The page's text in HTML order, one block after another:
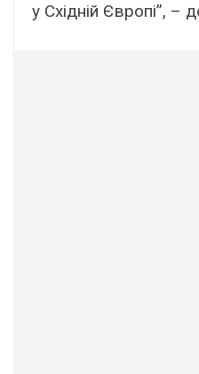
у Східній Європі”, –